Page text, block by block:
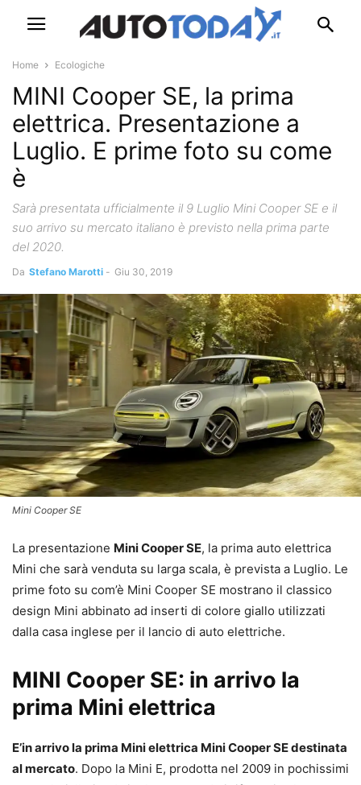
Home Ecologiche
MINI Cooper SE, la prima
elettrica. Presentazione a
Luglio. E prime foto su come
è
Sarà presentata ufficialmente il 9 Luglio Mini Cooper SE e il
suo arrivo su mercato italiano è previsto nella prima parte
del 2020.
Da Stefano Marotti - Giu 30, 2019
Mini Cooper SE
La presentazione Mini Cooper SE, la prima auto elettrica
Mini che sarà venduta su larga scala, è prevista a Luglio. Le
prime foto su com’è Mini Cooper SE mostrano il classico
design Mini abbinato ad inserti di colore giallo utilizzati
dalla casa inglese per il lancio di auto elettriche.
MINI Cooper SE: in arrivo la
prima Mini elettrica
E’in arrivo la prima Mini elettrica Mini Cooper SE destinata
al mercato. Dopo la Mini E, prodotta nel 2009 in pochissimi